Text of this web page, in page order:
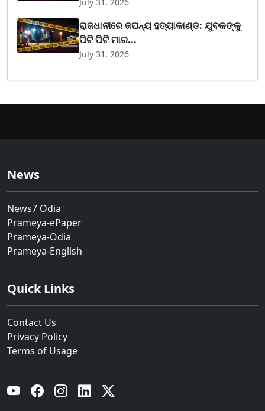
ରାଜଧାନୀରେ ଜଘନ୍ୟ ହତ୍ୟାକାଣ୍ଡ: ଯୁବକଙ୍କୁ
ପିଟି ପିଟି ମାର...
July 31, 2026
News
News7 Odia
Prameya-ePaper
Prameya-Odia
Prameya-English
Quick Links
Contact Us
Privacy Policy
Terms of Usage
YouTube Facebook Instagram Linkedin